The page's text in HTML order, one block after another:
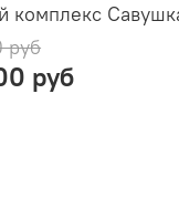
комплекс
руб
руб